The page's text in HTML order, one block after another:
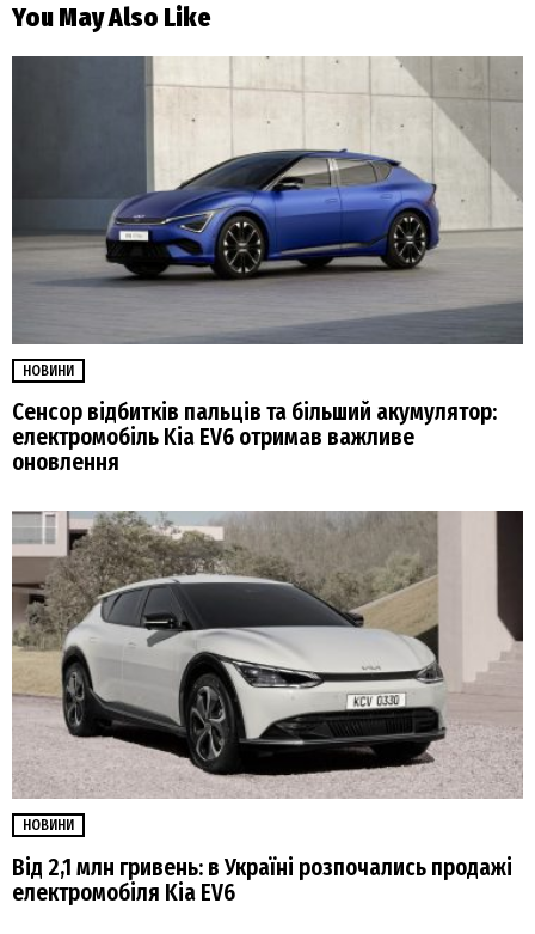
You May Also Like
НОВИНИ
Сенсор відбитків пальців та більший акумулятор:
електромобіль Kia EV6 отримав важливе
оновлення
НОВИНИ
Від 2,1 млн гривень: в Україні розпочались продажі
електромобіля Kia EV6